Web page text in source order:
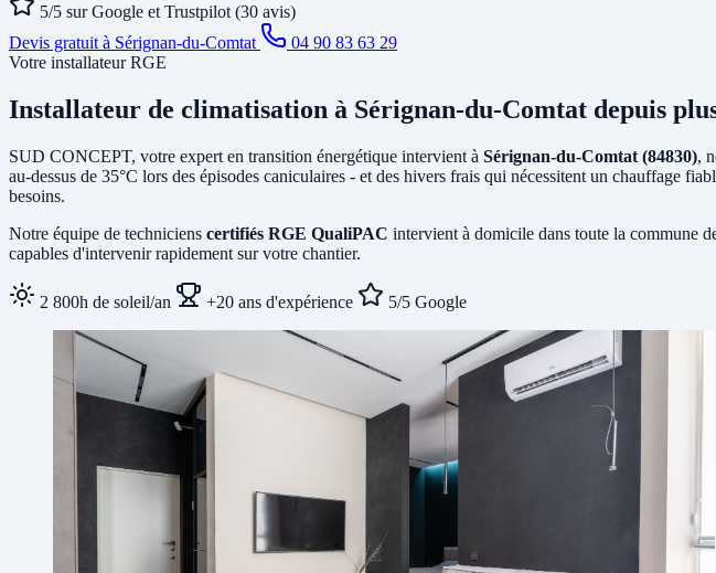
5/5 sur Google et Trustpilot (30 avis)
Devis gratuit à Sérignan-du-Comtat
04 90 83 63 29
Votre installateur RGE
Installateur de climatisation à Sérignan-du-Comtat depuis
SUD CONCEPT, votre expert en transition énergétique intervient à Sérignan-du-Comtat (84830),
au-dessus de 35°C lors des épisodes caniculaires - et des hivers frais qui nécessitent un chauffage
besoins.
Notre équipe de techniciens certifiés RGE QualiPAC intervient à domicile dans toute la commune
capables d'intervenir rapidement sur votre chantier.
2 800h de soleil/an +20 ans d'expérience 5/5 Google